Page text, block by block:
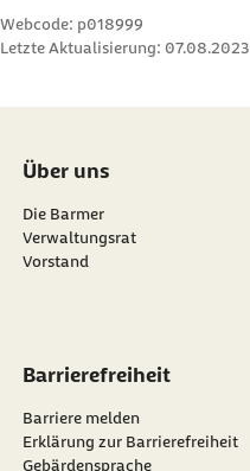
Webcode: p018999
Letzte Aktualisierung: 07.08.2023
Über uns
Die Barmer
Verwaltungsrat
Vorstand
Barrierefreiheit
Barriere melden
Erklärung zur Barrierefreiheit
Gebärdensprache